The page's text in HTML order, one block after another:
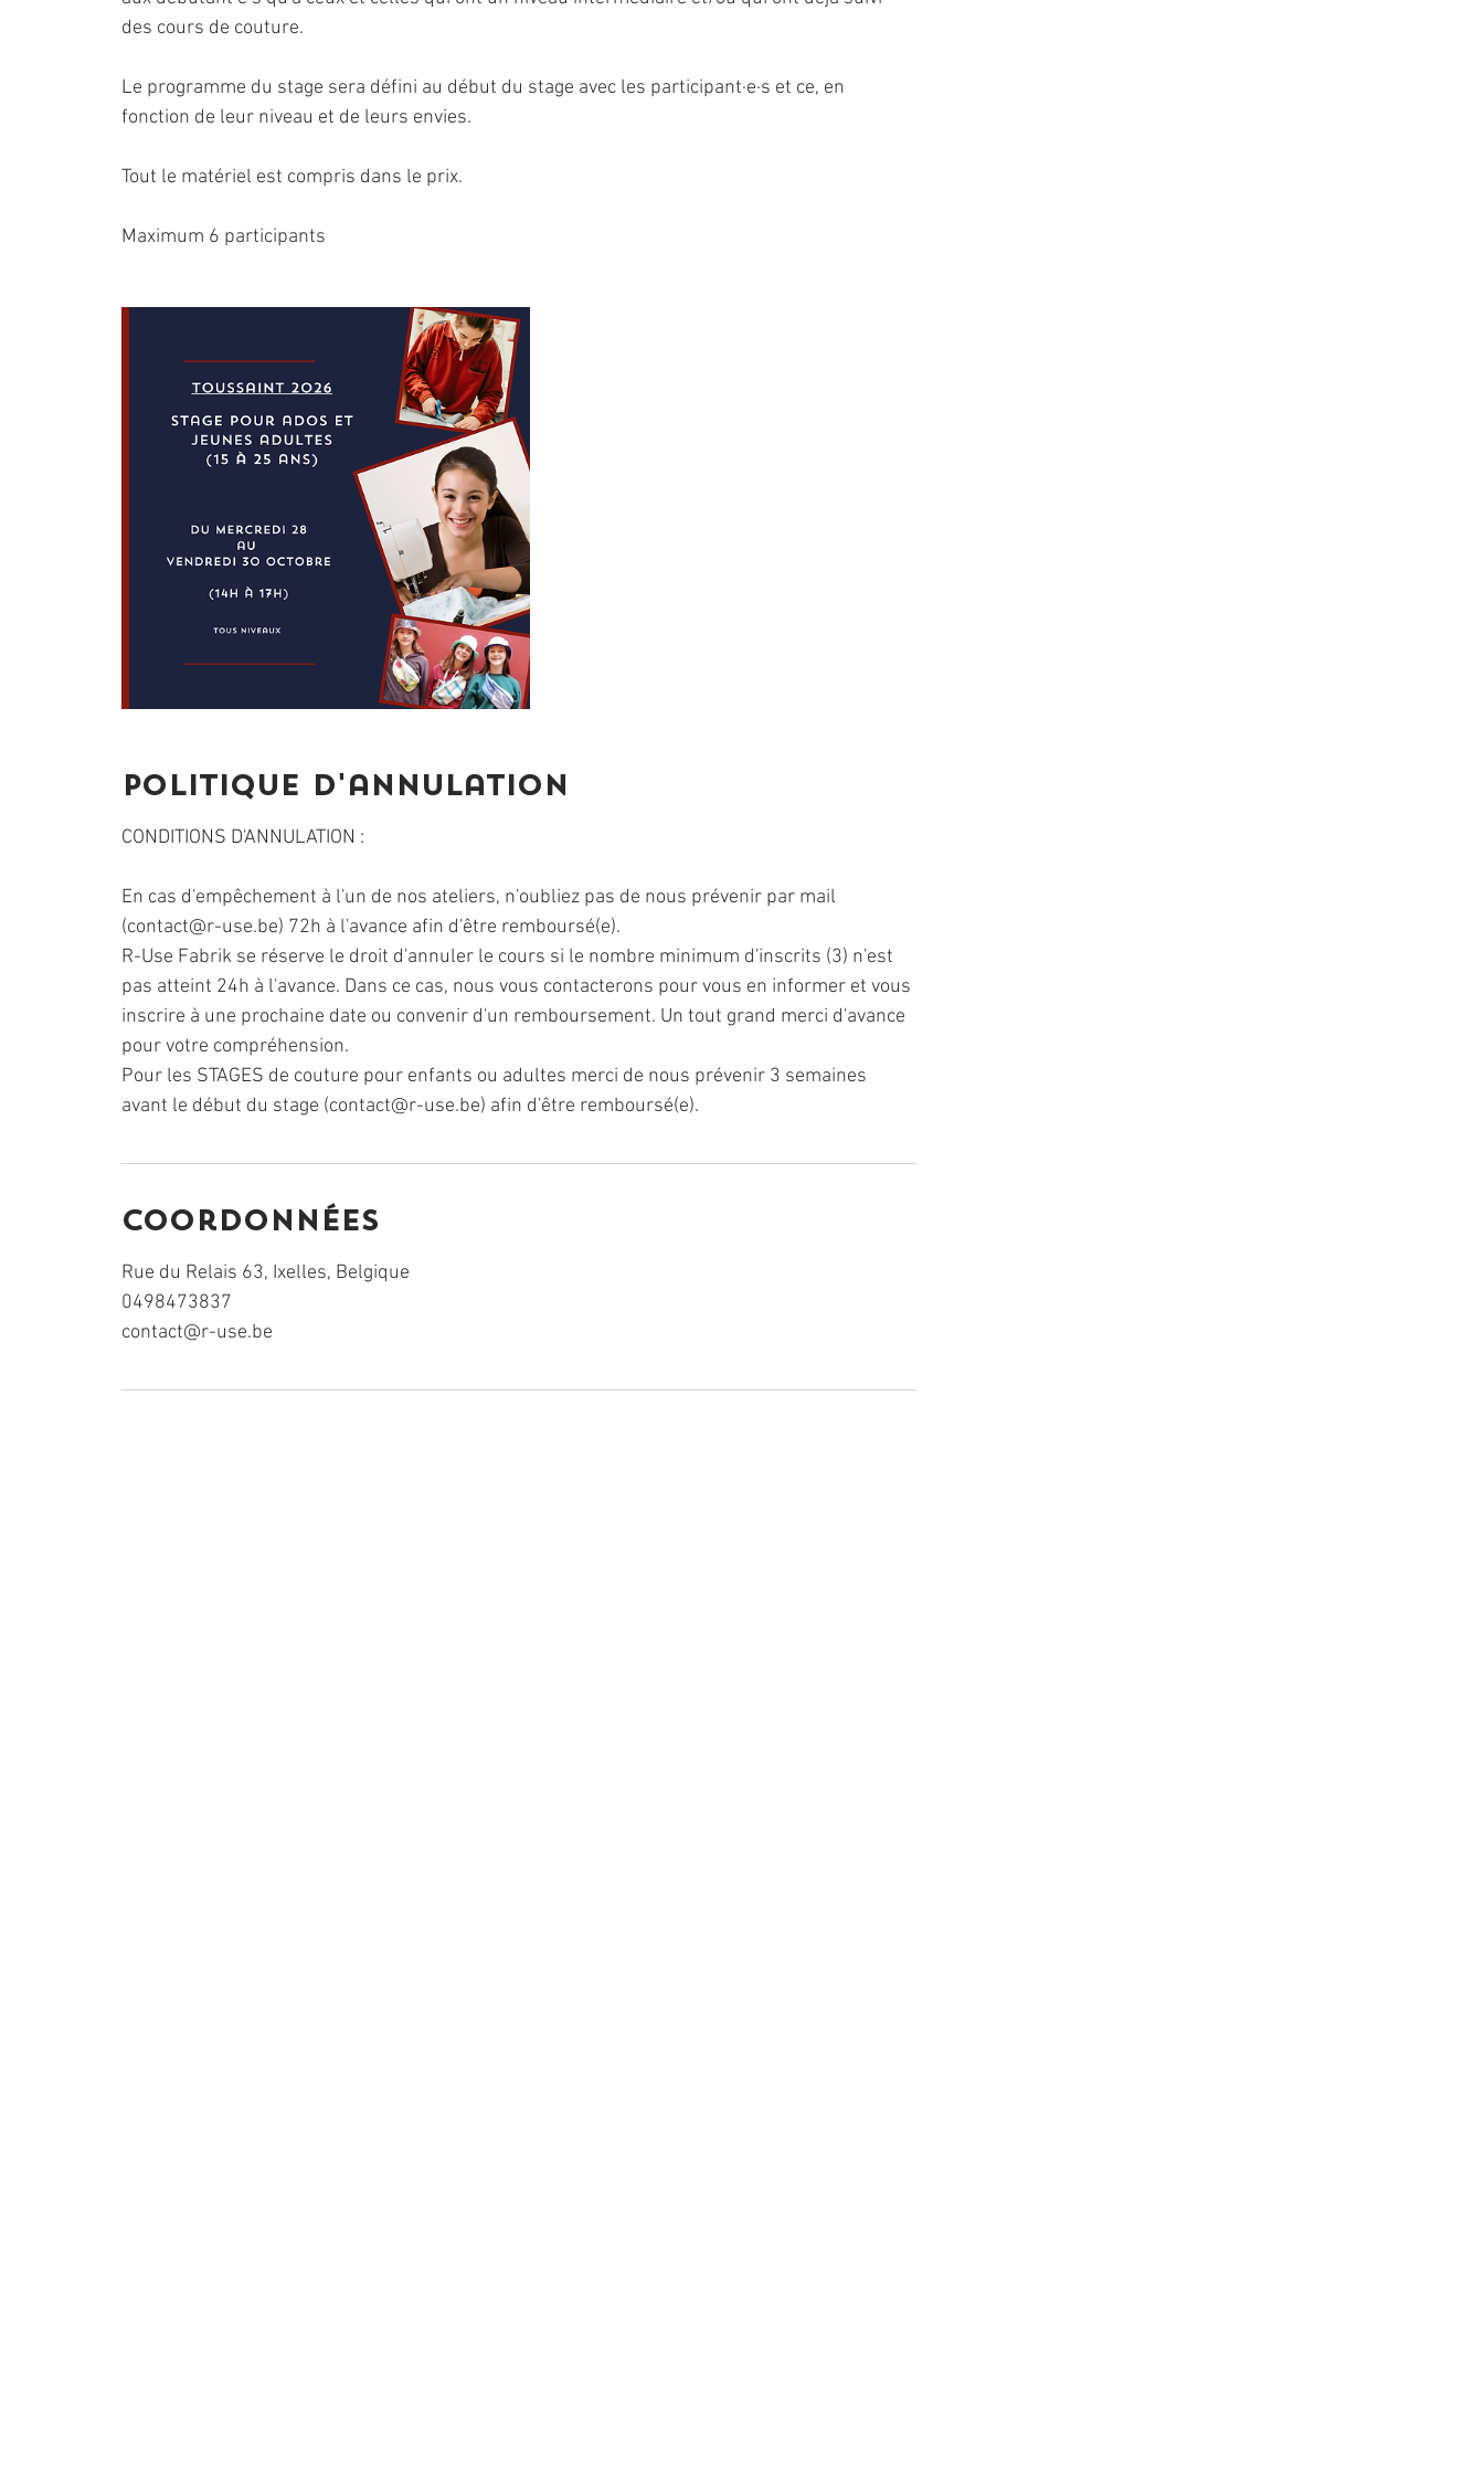
2
o
t
des cours de couture.
Le programme du stage sera défini au début du stage avec les participant·e·s et ce, en
fonction de leur niveau et de leurs envies.
Tout le matériel est compris dans le prix.
Maximum 6 participants
Politique d'annulation
CONDITIONS D'ANNULATION :
En cas d'empêchement à l'un de nos ateliers, n'oubliez pas de nous prévenir par mail
(contact@r-use.be) 72h à l'avance afin d'être remboursé(e).
R-Use Fabrik se réserve le droit d'annuler le cours si le nombre minimum d'inscrits (3) n'est
pas atteint 24h à l'avance. Dans ce cas, nous vous contacterons pour vous en informer et vous
inscrire à une prochaine date ou convenir d'un remboursement. Un tout grand merci d'avance
pour votre compréhension.
Pour les STAGES de couture pour enfants ou adultes merci de nous prévenir 3 semaines
avant le début du stage (contact@r-use.be) afin d'être remboursé(e).
Coordonnées
Rue du Relais 63, Ixelles, Belgique
0498473837
contact@r-use.be